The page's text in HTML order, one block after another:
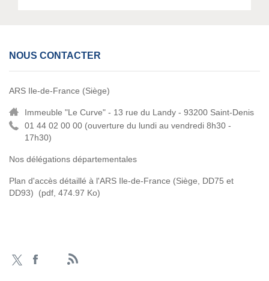
NOUS CONTACTER
ARS Ile-de-France (Siège)
Immeuble "Le Curve" - 13 rue du Landy - 93200 Saint-Denis
01 44 02 00 00 (ouverture du lundi au vendredi 8h30 -
17h30)
Nos délégations départementales
Plan d'accès détaillé à l'ARS Ile-de-France (Siège, DD75 et
DD93)
(pdf, 474.97 Ko)